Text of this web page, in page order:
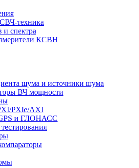
техника
и спектра
КСВН
шума и источники шума
ВЧ мощности
PXIe/AXI
и ГЛОНАСС